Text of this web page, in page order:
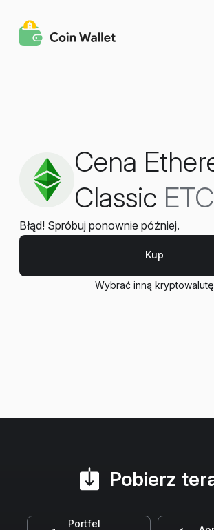
Cena
Classic ETC
Błąd! Spróbuj ponownie później.
Kup
Wybrać inną kryptowalutę
Pobierz
Portfel